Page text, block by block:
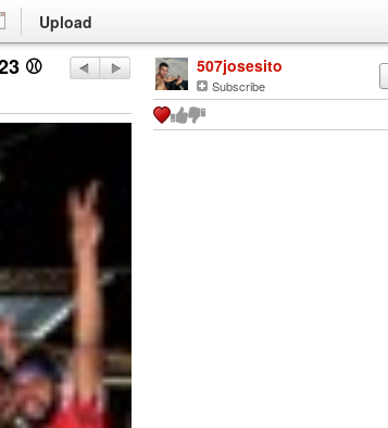
Upload
⚾️
507josesito
Subscribe